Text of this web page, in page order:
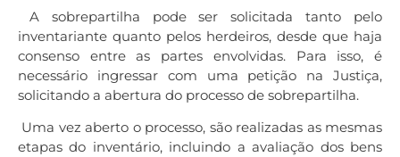
A sobrepartilha pode ser solicitada tanto pelo
inventariante quanto pelos herdeiros, desde que haja
consenso entre as partes envolvidas. Para isso, é
necessário ingressar com uma petição na Justiça,
solicitando a abertura do processo de sobrepartilha.
Uma vez aberto o processo, são realizadas as mesmas
etapas do inventário, incluindo a avaliação dos bens